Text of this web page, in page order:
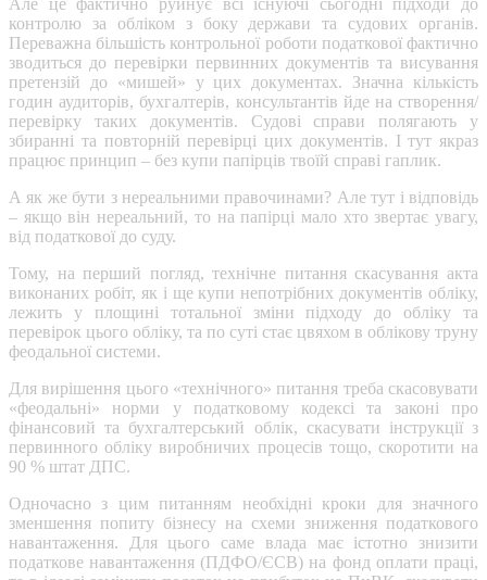
Але це фактично руйнує всі існуючі сьогодні підходи до
контролю за обліком з боку держави та судових органів.
Переважна більшість контрольної роботи податкової фактично
зводиться до перевірки первинних документів та висування
претензій до «мишей» у цих документах. Значна кількість
годин аудиторів, бухгалтерів, консультантів йде на створення/
перевірку таких документів. Судові справи полягають у
збиранні та повторній перевірці цих документів. І тут якраз
працює принцип – без купи папірців твоїй справі гаплик.
А як же бути з нереальними правочинами? Але тут і відповідь
– якщо він нереальний, то на папірці мало хто звертає увагу,
від податкової до суду.
Тому, на перший погляд, технічне питання скасування акта
виконаних робіт, як і ще купи непотрібних документів обліку,
лежить у площині тотальної зміни підходу до обліку та
перевірок цього обліку, та по суті стає цвяхом в облікову труну
феодальної системи.
Для вирішення цього «технічного» питання треба скасовувати
«феодальні» норми у податковому кодексі та законі про
фінансовий та бухгалтерський облік, скасувати інструкції з
первинного обліку виробничих процесів тощо, скоротити на
90 % штат ДПС.
Одночасно з цим питанням необхідні кроки для значного
зменшення попиту бізнесу на схеми зниження податкового
навантаження. Для цього саме влада має істотно знизити
податкове навантаження (ПДФО/ЄСВ) на фонд оплати праці,